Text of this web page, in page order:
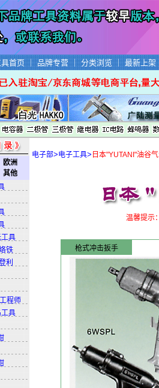
具首页 品牌专营 分类浏览 最新上架
欧洲
其他
具
铁
利
程师
具
电子部>电子工具> 日本
温馨提示
枪式冲击扳手